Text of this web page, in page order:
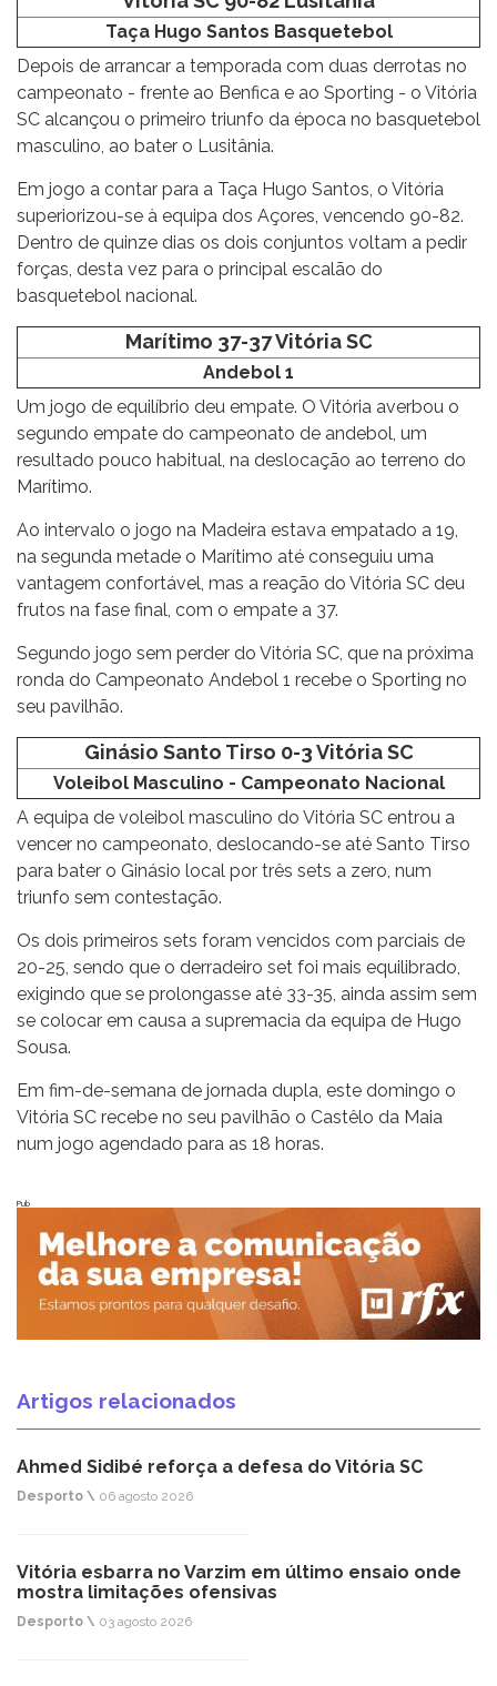
Taça Hugo Santos Basquetebol
Depois de arrancar a temporada com duas derrotas no
campeonato - frente ao Benfica e ao Sporting - o Vitória
SC alcançou o primeiro triunfo da época no basquetebol
masculino, ao bater o Lusitânia.
Em jogo a contar para a Taça Hugo Santos, o Vitória
superiorizou-se à equipa dos Açores, vencendo 90-82.
Dentro de quinze dias os dois conjuntos voltam a pedir
forças, desta vez para o principal escalão do
basquetebol nacional.
Marítimo 37-37 Vitória SC
Andebol 1
Um jogo de equilíbrio deu empate. O Vitória averbou o
segundo empate do campeonato de andebol, um
resultado pouco habitual, na deslocação ao terreno do
Marítimo.
Ao intervalo o jogo na Madeira estava empatado a 19,
na segunda metade o Marítimo até conseguiu uma
vantagem confortável, mas a reação do Vitória SC deu
frutos na fase final, com o empate a 37.
Segundo jogo sem perder do Vitória SC, que na próxima
ronda do Campeonato Andebol 1 recebe o Sporting no
seu pavilhão.
Ginásio Santo Tirso 0-3 Vitória SC
Voleibol Masculino - Campeonato Nacional
A equipa de voleibol masculino do Vitória SC entrou a
vencer no campeonato, deslocando-se até Santo Tirso
para bater o Ginásio local por três sets a zero, num
triunfo sem contestação.
Os dois primeiros sets foram vencidos com parciais de
20-25, sendo que o derradeiro set foi mais equilibrado,
exigindo que se prolongasse até 33-35, ainda assim sem
se colocar em causa a supremacia da equipa de Hugo
Sousa.
Em fim-de-semana de jornada dupla, este domingo o
Vitória SC recebe no seu pavilhão o Castêlo da Maia
num jogo agendado para as 18 horas.
Pub
Artigos relacionados
Ahmed Sidibé reforça a defesa do Vitória SC
Desporto \ 06 agosto 2026
Vitória esbarra no Varzim em último ensaio onde
mostra limitações ofensivas
Desporto \ 03 agosto 2026